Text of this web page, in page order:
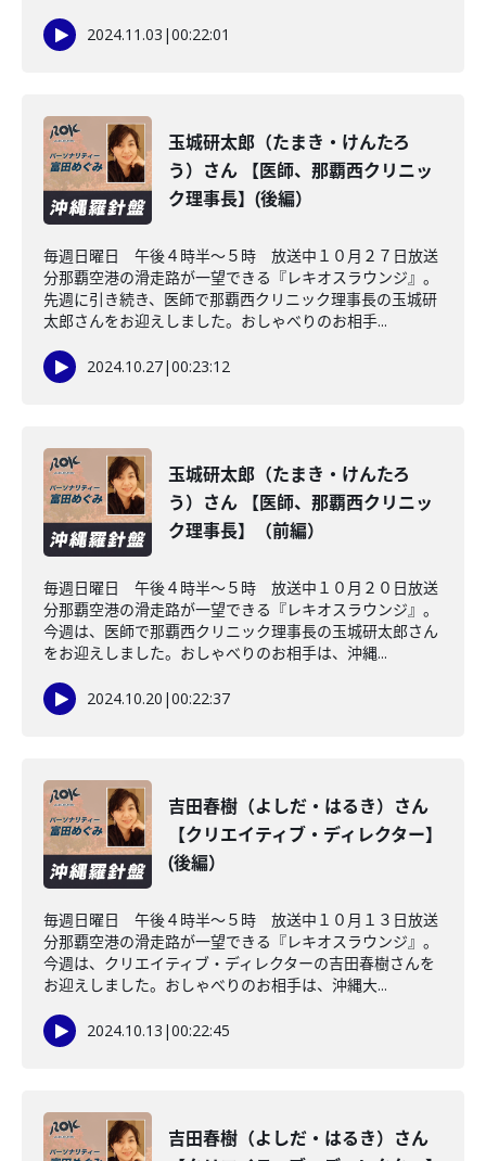
2024.11.03 |00:22:01
玉城研太郎（たまき・けんたろ
う）さん 【医師、那覇西クリニッ
ク理事長】(後編）
毎週日曜日 午後４時半～５時 放送中１０月２７日放送
分那覇空港の滑走路が一望できる『レキオスラウンジ』。
先週に引き続き、医師で那覇西クリニック理事長の玉城研
太郎さんをお迎えしました。おしゃべりのお相手...
2024.10.27|00:23:12
玉城研太郎（たまき・けんたろ
う）さん 【医師、那覇西クリニッ
ク理事長】（前編）
毎週日曜日 午後４時半～５時 放送中１０月２０日放送
分那覇空港の滑走路が一望できる『レキオスラウンジ』。
今週は、医師で那覇西クリニック理事長の玉城研太郎さん
をお迎えしました。おしゃべりのお相手は、沖縄...
2024.10.20 |00:22:37
吉田春樹（よしだ・はるき）さん
【クリエイティブ・ディレクター】
(後編）
毎週日曜日 午後４時半～５時 放送中１０月１３日放送
分那覇空港の滑走路が一望できる『レキオスラウンジ』。
今週は、クリエイティブ・ディレクターの吉田春樹さんを
お迎えしました。おしゃべりのお相手は、沖縄大...
2024.10.13 |00:22:45
吉田春樹（よしだ・はるき）さん